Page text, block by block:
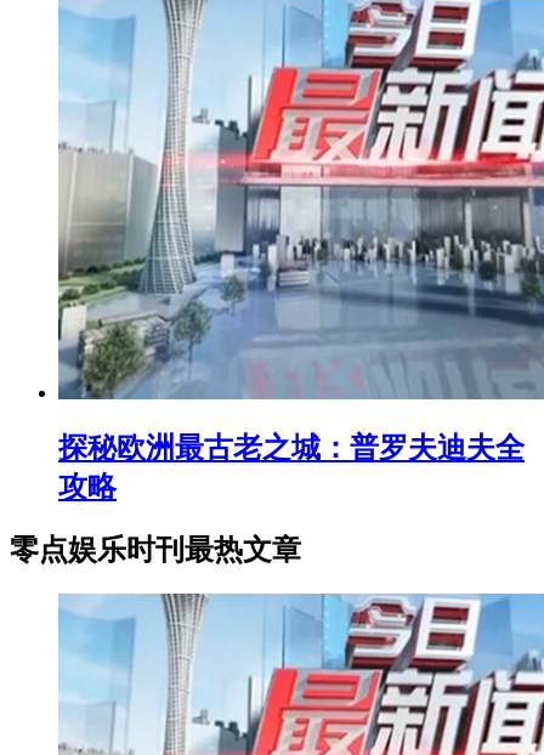
探秘欧洲最古老之城：普罗夫迪夫全
攻略
零点娱乐时刊最热文章